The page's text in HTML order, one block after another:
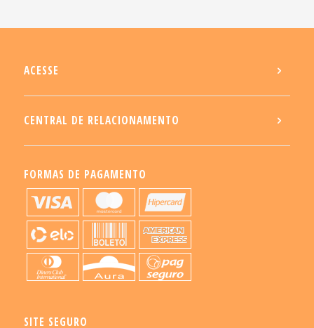
ACESSE
CENTRAL DE RELACIONAMENTO
FORMAS DE PAGAMENTO
SITE SEGURO